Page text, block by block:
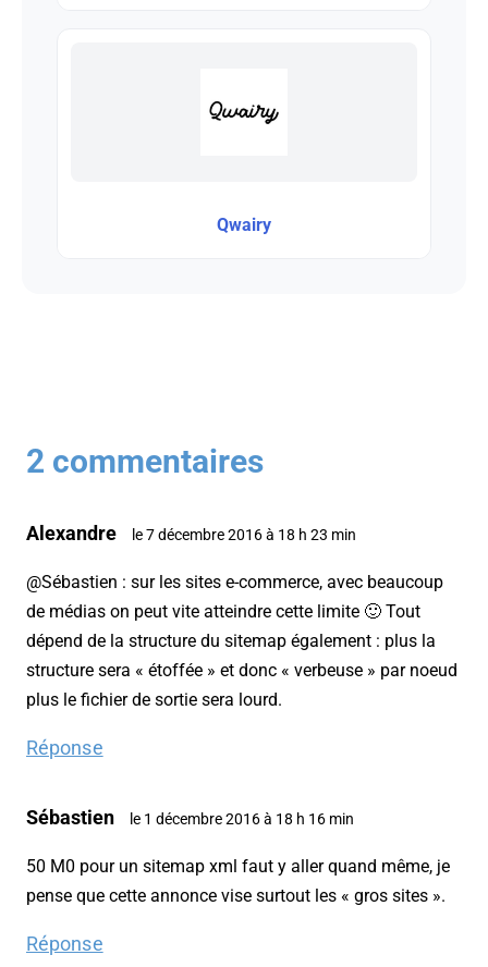
Qwairy
2 commentaires
Alexandre le 7 décembre 2016 à 18 h 23 min
@Sébastien : sur les sites e-commerce, avec beaucoup
de médias on peut vite atteindre cette limite 🙂 Tout
dépend de la structure du sitemap également : plus la
structure sera « étoffée » et donc « verbeuse » par noeud
plus le fichier de sortie sera lourd.
Réponse
Sébastien le 1 décembre 2016 à 18 h 16 min
50 M0 pour un sitemap xml faut y aller quand même, je
pense que cette annonce vise surtout les « gros sites ».
Réponse